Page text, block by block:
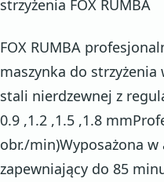
strzyżenia FOX RUMBA
FOX RUMBA
maszynka do strzyżenia
stali nierdzewnej z
0.9 ,1.2 ,1.5 ,1.8
obr./min)Wyposażona
zapewniający do 85